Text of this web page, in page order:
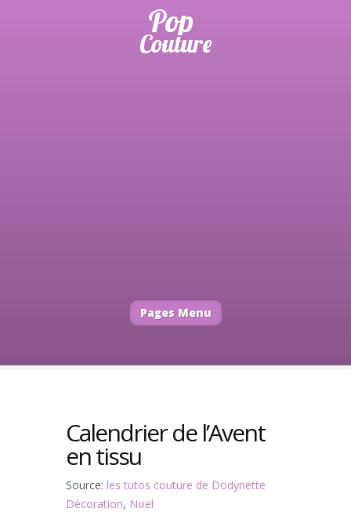
Pages Menu
Calendrier de l’Avent
en tissu
Source: les tutos couture de Dodynette
Décoration, Noël